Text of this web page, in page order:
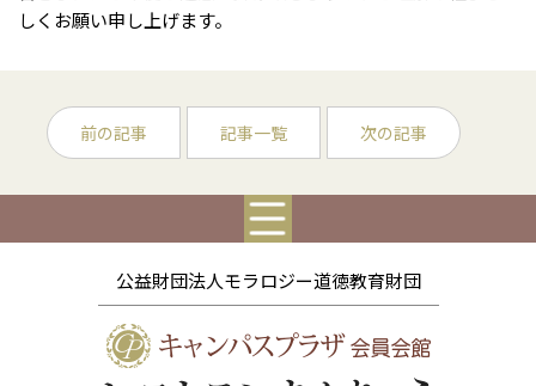
しくお願い申し上げます。
前の記事 記事一覧 次の記事
公益財団法人モラロジー道徳教育財団